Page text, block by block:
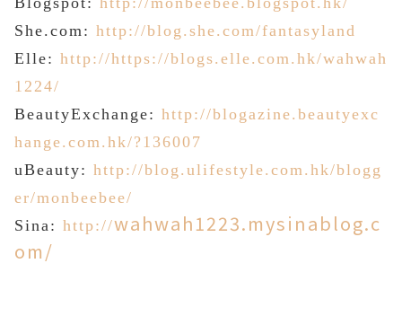
She.com: http://blog.she.com/fantasyland
Elle: http://https://blogs.elle.com.hk/wahwah
1224/
BeautyExchange: http://blogazine.beautyexc
hange.com.hk/?136007
uBeauty: http://blog.ulifestyle.com.hk/blogg
er/monbeebee/
Sina: http://wahwah1223.mysinablog.c
om/